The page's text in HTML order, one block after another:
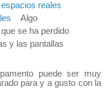
espacios reales
Algo
se ha perdido
y las pantallas
puede ser muy
para y a gusto con la